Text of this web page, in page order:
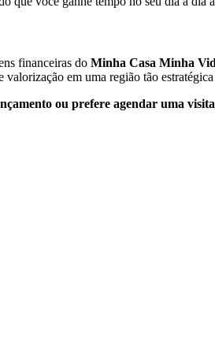
financeiras do Minha Casa Minha
em uma região tão
ou prefere agendar uma